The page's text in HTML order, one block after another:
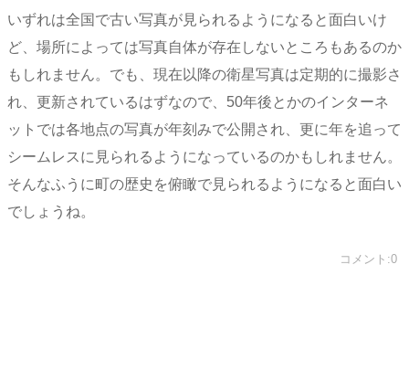
いずれは全国で古い写真が見られるようになると面白いけ
ど、場所によっては写真自体が存在しないところもあるのか
もしれません。でも、現在以降の衛星写真は定期的に撮影さ
れ、更新されているはずなので、50年後とかのインターネ
ットでは各地点の写真が年刻みで公開され、更に年を追って
シームレスに見られるようになっているのかもしれません。
そんなふうに町の歴史を俯瞰で見られるようになると面白い
でしょうね。
コメント:0